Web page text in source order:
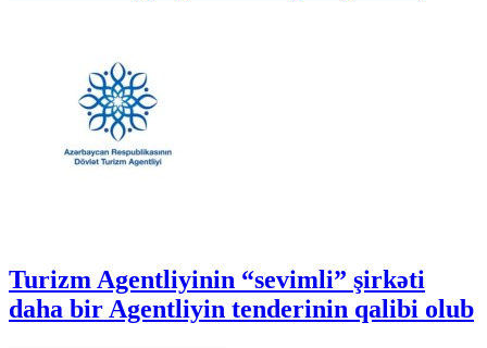
Turizm Agentliyinin “sevimli” şirkəti
daha bir Agentliyin tenderinin qalibi olub